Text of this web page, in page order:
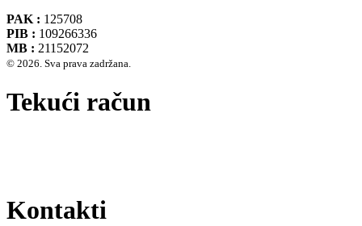
PAK : 125708
PIB : 109266336
MB : 21152072
© 2026. Sva prava zadržana.
Tekući račun
Kontakti